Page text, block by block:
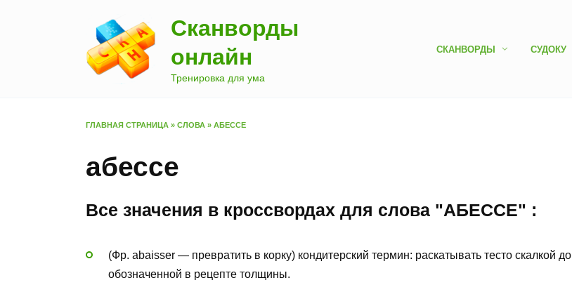
Сканворды
онлайн
Тренировка для ума
СКАНВОРДЫ СУДОКУ
ГЛАВНАЯ СТРАНИЦА » СЛОВА » АБЕССЕ
абессе
Все значения в кроссвордах для слова "АБЕССЕ" :
(Фр. abaisser — превратить в корку) кондитерский термин: раскатывать тесто скалкой до
обозначенной в рецепте толщины.